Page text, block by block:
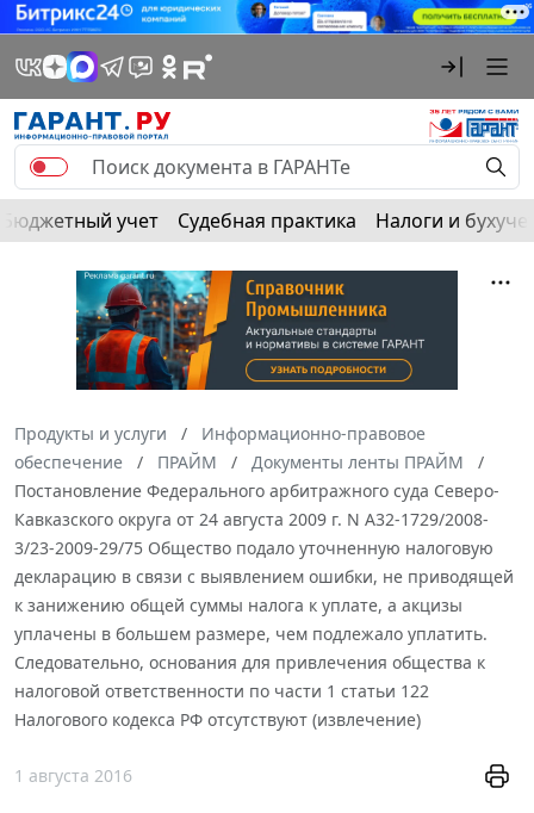
Бюджетный учет Судебная практика Налоги и
Продукты и услуги
Информационно-правовое
обеспечение
ПРАЙМ
Документы ленты ПРАЙМ
Постановление Федерального арбитражного суда Северо-
Кавказского округа от 24 августа 2009 г. N А32-1729/2008-
3/23-2009-29/75 Общество подало уточненную налоговую
декларацию в связи с выявлением ошибки, не приводящей
к занижению общей суммы налога к уплате, а акцизы
уплачены в большем размере, чем подлежало уплатить.
Следовательно, основания для привлечения общества к
налоговой ответственности по части 1 статьи 122
Налогового кодекса РФ отсутствуют (извлечение)
1 августа 2016